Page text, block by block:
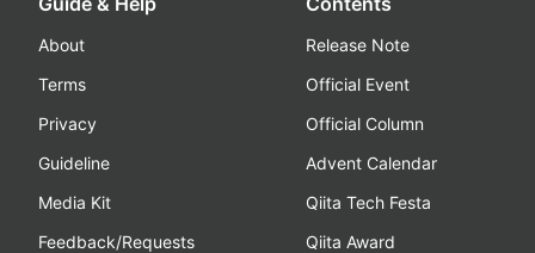
About
Terms
Privacy
Guideline
Media Kit
Feedback/Requests
Release Note
Official Event
Official Column
Advent Calendar
Qiita Tech Festa
Qiita Award